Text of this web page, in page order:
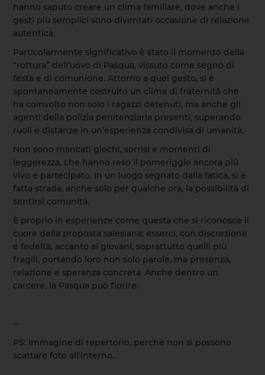
hanno saputo creare un clima familiare, dove anche i
gesti più semplici sono diventati occasione di relazione
autentica.
Particolarmente significativo è stato il momento della
“rottura” dell’uovo di Pasqua, vissuto come segno di
festa e di comunione. Attorno a quel gesto, si è
spontaneamente costruito un clima di fraternità che
ha coinvolto non solo i ragazzi detenuti, ma anche gli
agenti della polizia penitenziaria presenti, superando
ruoli e distanze in un’esperienza condivisa di umanità.
Non sono mancati giochi, sorrisi e momenti di
leggerezza, che hanno reso il pomeriggio ancora più
vivo e partecipato. In un luogo segnato dalla fatica, si è
fatta strada, anche solo per qualche ora, la possibilità di
sentirsi comunità.
È proprio in esperienze come questa che si riconosce il
cuore della proposta salesiana: esserci, con discrezione
e fedeltà, accanto ai giovani, soprattutto quelli più
fragili, portando loro non solo parole, ma presenza,
relazione e speranza concreta. Anche dentro un
carcere, la Pasqua può fiorire.
--
PS: Immagine di repertorio, perchè non si possono
scattare foto all'interno.